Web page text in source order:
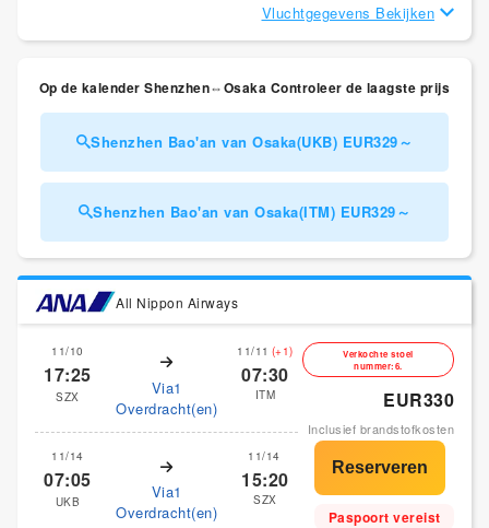
Vluchtgegevens Bekijken
Op de kalender Shenzhen⇔Osaka Controleer de laagste prijs
Shenzhen Bao'an van Osaka(UKB) EUR329～
Shenzhen Bao'an van Osaka(ITM) EUR329～
All Nippon Airways
11/10
17:25
SZX
Via1
Overdracht(en)
11/11 (+1)
07:30
ITM
11/14
07:05
UKB
Via1
Overdracht(en)
11/14
15:20
SZX
Verkochte stoel
nummer:6.
EUR330
Inclusief brandstofkosten
Paspoort vereist